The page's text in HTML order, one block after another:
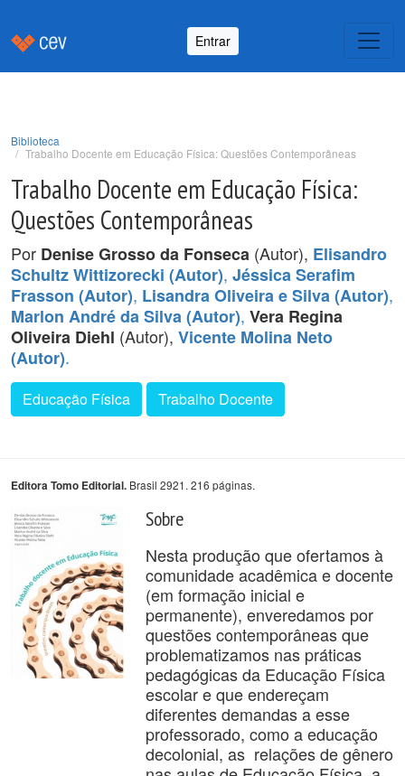
Entrar
Biblioteca
Trabalho Docente em Educação Física: Questões Contemporâneas
Trabalho Docente em Educação Física:
Questões Contemporâneas
Por Denise Grosso da Fonseca (Autor), Elisandro
Schultz Wittizorecki (Autor), Jéssica Serafim
Frasson (Autor), Lisandra Oliveira e Silva (Autor),
Marlon André da Silva (Autor), Vera Regina
Oliveira Diehl (Autor), Vicente Molina Neto
(Autor).
Educação Física Trabalho Docente
Editora Tomo Editorial. Brasil 2921. 216 páginas.
Sobre
Nesta produção que ofertamos à
comunidade acadêmica e docente
(em formação inicial e
permanente), enveredamos por
questões contemporâneas que
problematizamos nas práticas
pedagógicas da Educação Física
escolar e que endereçam
diferentes demandas a esse
professorado, como a educação
decolonial, as relações de gênero